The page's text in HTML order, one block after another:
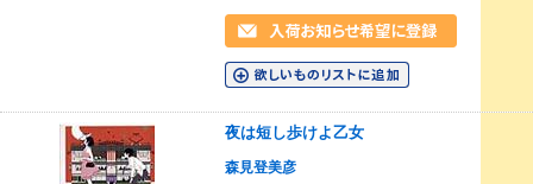
夜は短し歩けよ乙女
森見登美彦